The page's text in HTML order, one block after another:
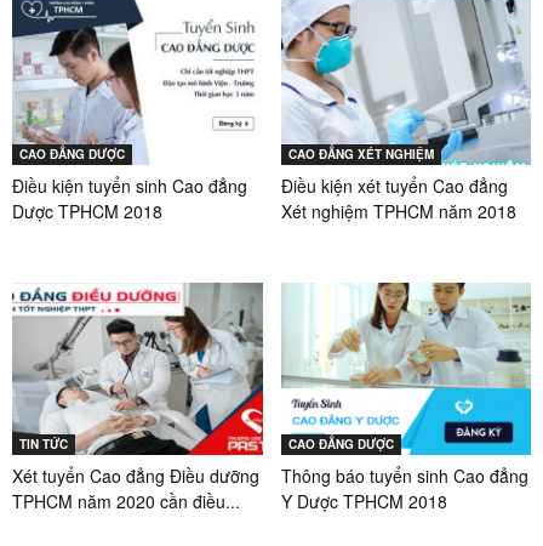
CAO ĐẲNG DƯỢC
Điều kiện tuyển sinh Cao đẳng
Dược TPHCM 2018
CAO ĐẲNG XÉT NGHIỆM
Điều kiện xét tuyển Cao đẳng
Xét nghiệm TPHCM năm 2018
TIN TỨC
Xét tuyển Cao đẳng Điều dưỡng
TPHCM năm 2020 cần điều...
CAO ĐẲNG DƯỢC
Thông báo tuyển sinh Cao đẳng
Y Dược TPHCM 2018